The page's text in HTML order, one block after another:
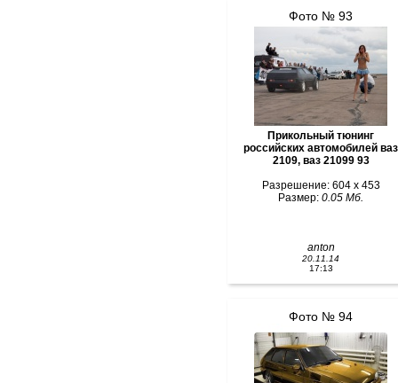
Фото № 93
Прикольный тюнинг
российских автомобилей ваз
2109, ваз 21099 93
Разрешение: 604 x 453
Размер: 0.05 Мб.
anton
20.11.14
17:13
Фото № 94